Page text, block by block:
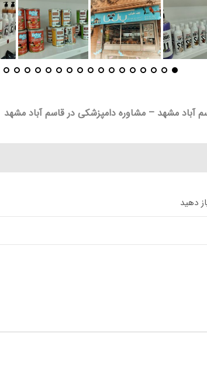
مشهد – مشاوره دامپزشکی در قاسم آباد مشهد
دهید